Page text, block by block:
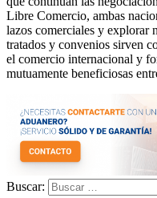
Libre Comercio, ambas
lazos comerciales y explorar
tratados y convenios sirven
el comercio internacional y
mutuamente beneficiosas
Buscar: